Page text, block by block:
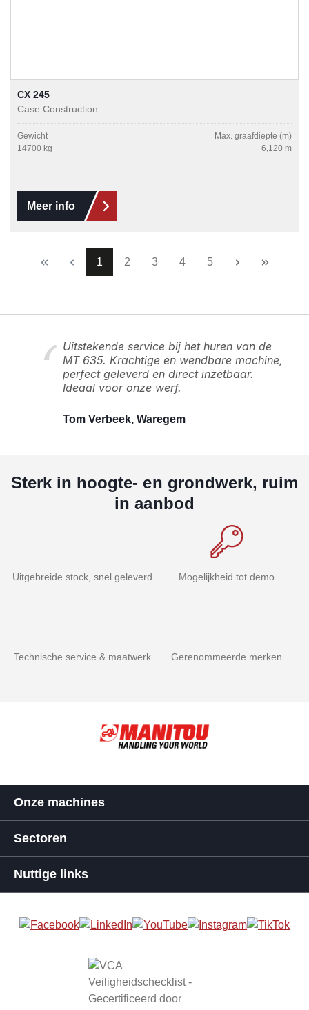
CX 245
Case Construction
Gewicht
14700 kg
Max. graafdiepte (m)
6,120 m
Meer info
Pagina
1 Pagina
2 Pagina
3 Pagina
4 Pagina
5
Uitstekende service bij het huren van de
MT 635. Krachtige en wendbare machine,
perfect geleverd en direct inzetbaar.
Ideaal voor onze werf.
Tom Verbeek, Waregem
Sterk in hoogte- en grondwerk, ruim
in aanbod
Uitgebreide stock, snel geleverd Mogelijkheid tot demo
Technische service & maatwerk Gerenommeerde merken
Onze machines
Sectoren
Nuttige links